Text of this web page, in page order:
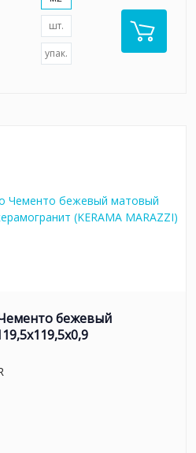
шт.
упак.
бежевый